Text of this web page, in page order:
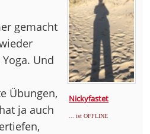
Nickyfastet
... ist OFFLINE
gemacht
Und
Übungen,
ja auch